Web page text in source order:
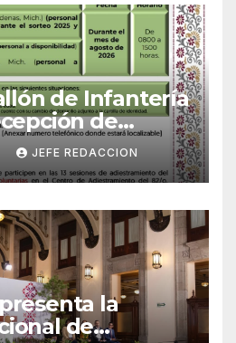
de Infantería
de
para obtener La
Militar
JEFE REDACCION
la
de